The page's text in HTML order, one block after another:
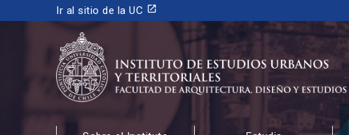
Ir al sitio de la UC launch
INSTITUTO DE ESTUDIOS URBANOS
Y TERRITORIALES